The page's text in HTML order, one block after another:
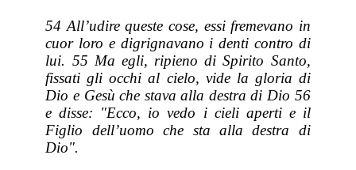
54 All’udire queste cose, essi fremevano in
cuor loro e digrignavano i denti contro di
lui. 55 Ma egli, ripieno di Spirito Santo,
fissati gli occhi al cielo, vide la gloria di
Dio e Gesù che stava alla destra di Dio 56
e disse: "Ecco, io vedo i cieli aperti e il
Figlio dell’uomo che sta alla destra di
Dio".